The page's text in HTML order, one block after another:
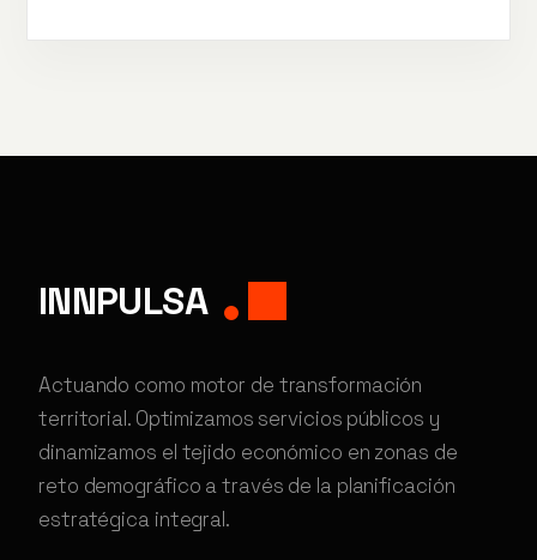
INNPULSA
Actuando como motor de transformación
territorial. Optimizamos servicios públicos y
dinamizamos el tejido económico en zonas de
reto demográfico a través de la planificación
estratégica integral.